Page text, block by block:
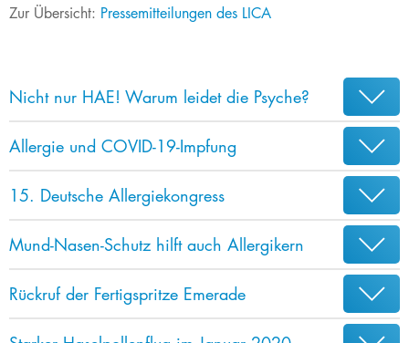
​​​​​​​​​​​​​​​​​​​​​​​​​​​​​​​​​​​​​​​Zur Übersicht: Pressemitteilungen des LICA
Nicht nur HAE! Warum leidet die Psyche?
Allergie und COVID-19-Impfung
15. Deutsche Allergiekongress
Mund-Nasen-Schutz hilft auch Allergikern
Rückruf der Fertigspritze Emerade